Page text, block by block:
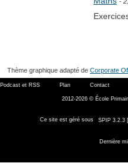
Thème graphique adapté de Corporate
Podcast et RSS Plan Contact
2012-2026 © École
Ce site est géré sous SPIP 3.2.3
Dernière